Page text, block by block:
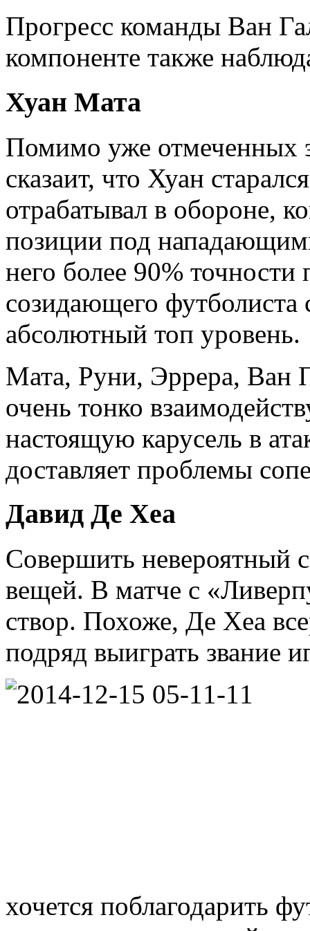
Прогресс команды Ван
компоненте также
Хуан Мата
Помимо уже отмеченных
сказаит, что Хуан
отрабатывал в обороне,
позиции под
него более 90%
созидающего
абсолютный топ уровень.
Мата, Руни, Эррера, Ван
очень тонко
настоящую карусель в
доставляет проблемы
Давид Де Хеа
Совершить невероятный
вещей. В матче с
створ. Похоже, Де Хеа
подряд выиграть звание
хочется поблагодарить